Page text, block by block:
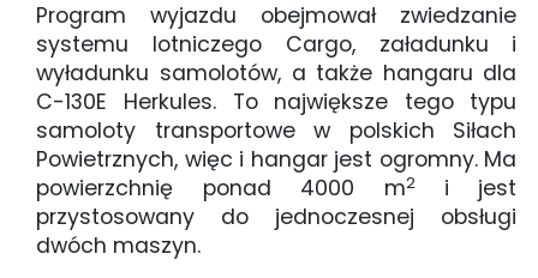
Program wyjazdu obejmował zwiedzanie
systemu lotniczego Cargo, załadunku i
wyładunku samolotów, a także hangaru dla
C-130E Herkules. To największe tego typu
samoloty transportowe w polskich Siłach
Powietrznych, więc i hangar jest ogromny. Ma
powierzchnię ponad 4000 m2i jest
przystosowany do jednoczesnej obsługi
dwóch maszyn.